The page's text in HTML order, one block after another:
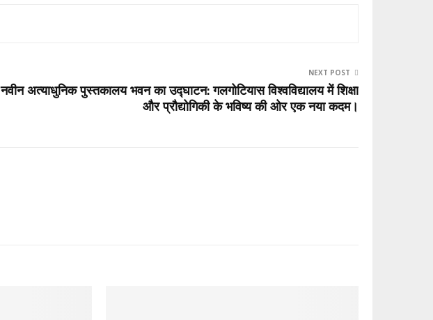
NEXT POST
नवीन अत्याधुनिक पुस्तकालय भवन का उद्घाटन: गलगोटियास विश्वविद्यालय में शिक्षा
और प्रौद्योगिकी के भविष्य की ओर एक नया कदम।